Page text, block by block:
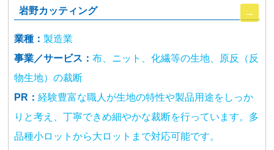
岩野カッティング
業種： 製造業
事業／サービス： 布、ニット、化繊等の生地、原反（反
物生地）の裁断
PR： 経験豊富な職人が生地の特性や製品用途をしっか
りと考え、丁寧できめ細やかな裁断を行っています。多
品種小ロットから大ロットまで対応可能です。